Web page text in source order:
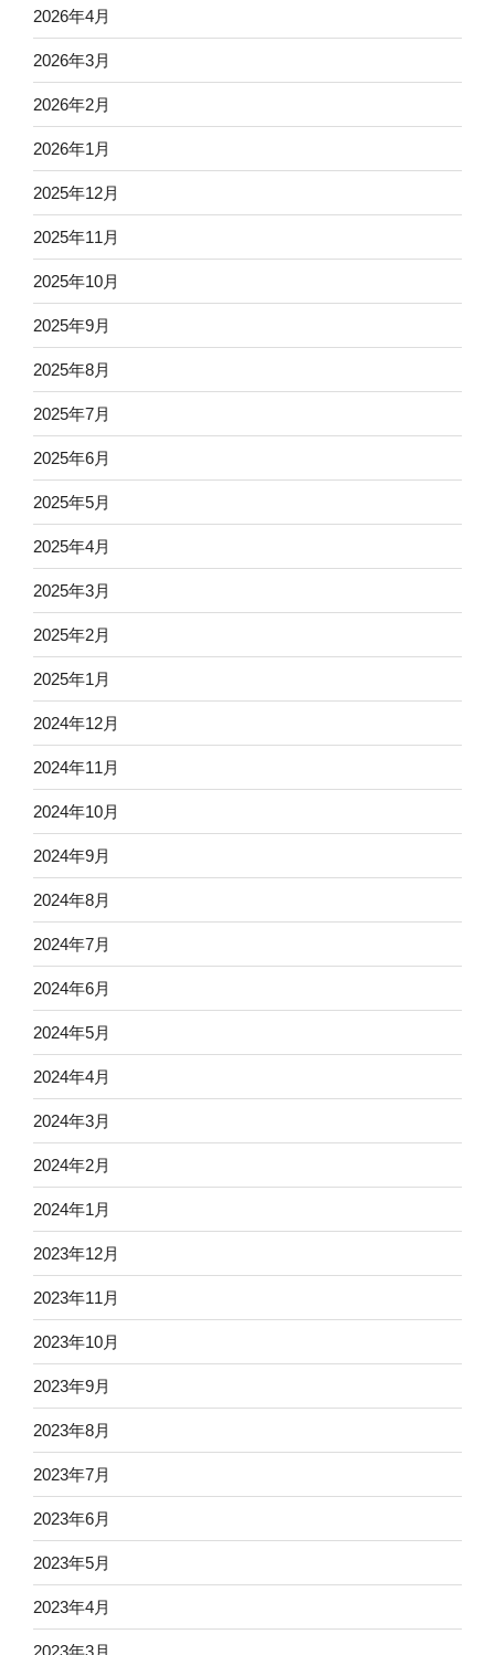
2026年4月
2026年3月
2026年2月
2026年1月
2025年12月
2025年11月
2025年10月
2025年9月
2025年8月
2025年7月
2025年6月
2025年5月
2025年4月
2025年3月
2025年2月
2025年1月
2024年12月
2024年11月
2024年10月
2024年9月
2024年8月
2024年7月
2024年6月
2024年5月
2024年4月
2024年3月
2024年2月
2024年1月
2023年12月
2023年11月
2023年10月
2023年9月
2023年8月
2023年7月
2023年6月
2023年5月
2023年4月
2023年3月